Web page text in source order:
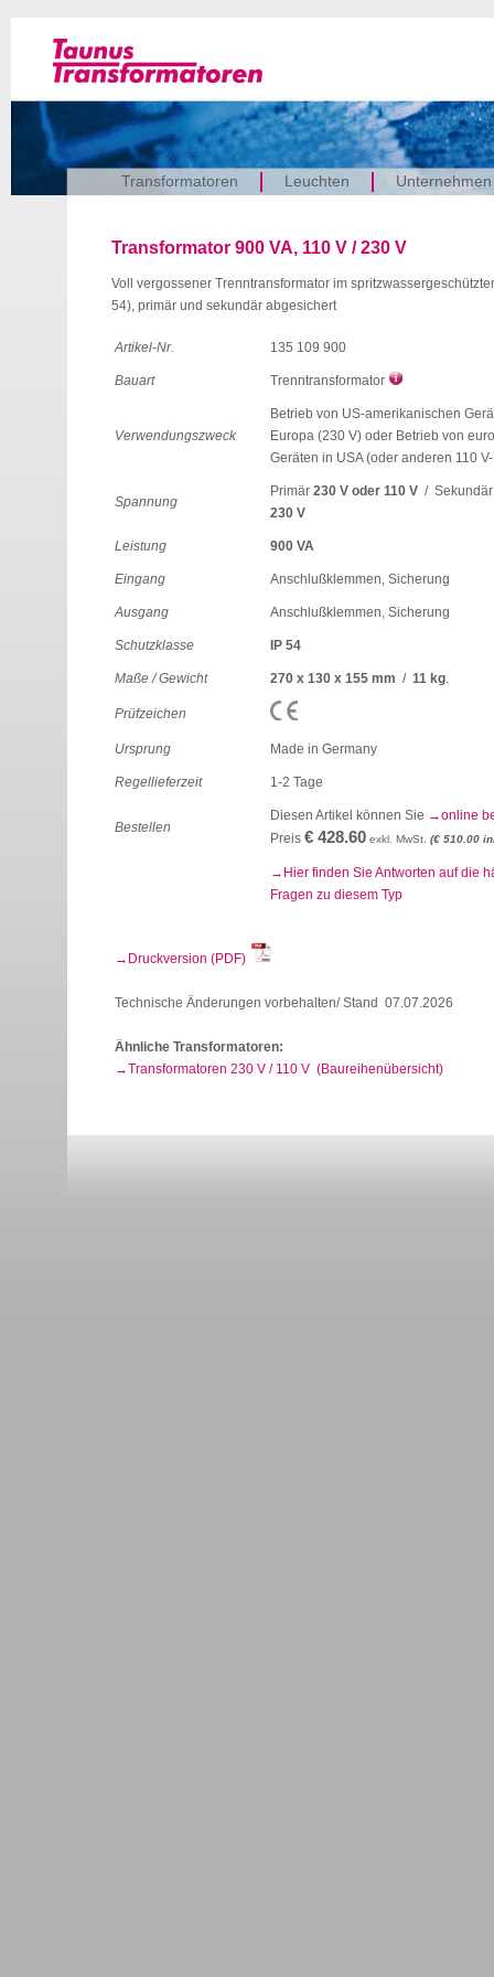
Transformatoren Leuchten Unternehmen
Transformator 900 VA, 110 V / 230 V
Voll vergossener Trenntransformator im
54), primär und sekundär abgesichert
Artikel-Nr. 135 109 900
Bauart Trenntransformator
Verwendungszweck
Betrieb von US-amerikanischen
Europa (230 V) oder Betrieb von
Geräten in USA (oder anderen 110
Spannung
Primär 230 V oder 110 V /
230 V
Leistung 900 VA
Eingang Anschlußklemmen, Sicherung
Ausgang Anschlußklemmen, Sicherung
Schutzklasse IP 54
Maße / Gewicht 270 x 130 x 155 mm / 11 kg.
Prüfzeichen
Ursprung Made in Germany
Regellieferzeit 1-2 Tage
Bestellen
Diesen Artikel können Sie
online
Preis € 428.60 exkl. MwSt. (€ 510.00
Hier finden Sie Antworten auf die
Fragen zu diesem Typ
Druckversion (PDF)
Technische Änderungen vorbehalten/ Stand 07.07.2026
Ähnliche Transformatoren:
Transformatoren 230 V / 110 V (Baureihenübersicht)